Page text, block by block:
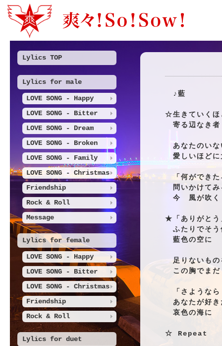
Lylics TOP
Lylics for male
LOVE SONG - Happy
LOVE SONG - Bitter
LOVE SONG - Dream
LOVE SONG - Broken
LOVE SONG - Family
LOVE SONG - Christmas
Friendship
Rock & Roll
Message
Lylics for female
LOVE SONG - Happy
LOVE SONG - Bitter
LOVE SONG - Christmas
Friendship
Rock & Roll
Lylics for duet
♪藍
☆生きていく
寄る辺なき者
あなたのいな
愛しいほどに
「何ができた
問いかけてみ
今 風が吹く
★「ありがと
ふたりでそ
藍色の空に
足りないもの
この胸でまだ
「さような
あなたが好
哀色の海に
☆ Repeat